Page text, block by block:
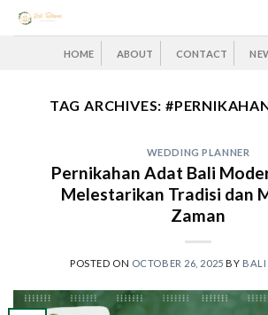
Skip
HOME ABOUT CONTACT
TAG ARCHIVES:
WEDDING PLANNER
Pernikahan Adat Bali
Melestarikan Tradisi dan
Zaman
POSTED ON OCTOBER 26, 2025 BY BALI